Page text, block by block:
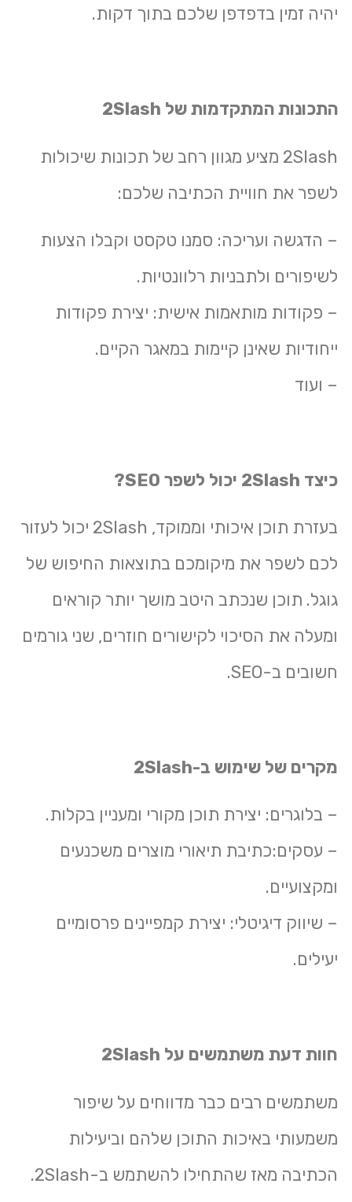
יהיה זמין בדפדפן שלכם בתוך דקות.
התכונות המתקדמות של 2Slash
2Slash מציע מגוון רחב של תכונות שיכולות
לשפר את חוויית הכתיבה שלכם:
– הדגשה ועריכה: סמנו טקסט וקבלו הצעות
לשיפורים ולתבניות רלוונטיות.
– פקודות מותאמות אישית: יצירת פקודות
ייחודיות שאינן קיימות במאגר הקיים.
– ועוד
כיצד 2Slash יכול לשפר SEO?
בעזרת תוכן איכותי וממוקד, 2Slash יכול לעזור
לכם לשפר את מיקומכם בתוצאות החיפוש של
גוגל. תוכן שנכתב היטב מושך יותר קוראים
ומעלה את הסיכוי לקישורים חוזרים, שני גורמים
חשובים ב-SEO.
מקרים של שימוש ב-2Slash
– בלוגרים: יצירת תוכן מקורי ומעניין בקלות.
– עסקים:כתיבת תיאורי מוצרים משכנעים
ומקצועיים.
– שיווק דיגיטלי: יצירת קמפיינים פרסומיים
יעילים.
חוות דעת משתמשים על 2Slash
משתמשים רבים כבר מדווחים על שיפור
משמעותי באיכות התוכן שלהם וביעילות
הכתיבה מאז שהתחילו להשתמש ב-2Slash.